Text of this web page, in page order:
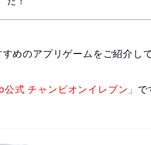
めのアプリゲームをご紹介し
公式 チャンピオンイレブン」 で